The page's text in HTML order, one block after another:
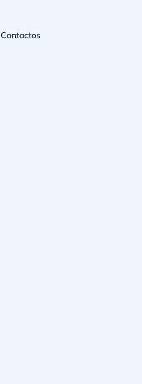
Contactos